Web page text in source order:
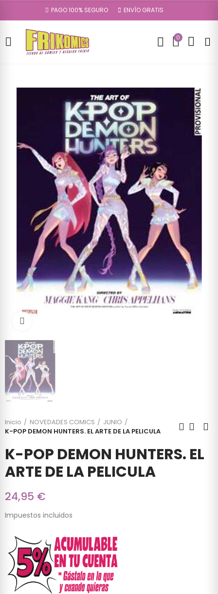
PAGO 100% SEGURO ENVÍO GRATIS
0
Inicio NOVEDADES COMICS
JUNIO
K-POP DEMON HUNTERS. EL ARTE DE LA PELICULA
K-POP DEMON HUNTERS. EL
ARTE DE LA PELICULA
24,95 €
Impuestos incluidos